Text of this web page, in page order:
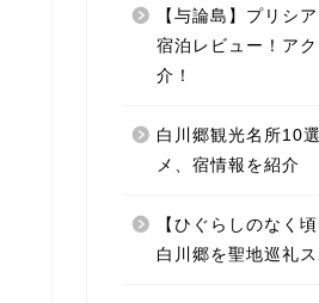
【与論島】プリシ
宿泊レビュー！ア
介！
白川郷観光名所10
メ、宿情報を紹介
【ひぐらしのなく
白川郷を聖地巡礼